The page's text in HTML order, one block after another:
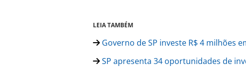
LEIA TAMBÉM
Governo de SP investe R$ 4 milhões
SP apresenta 34 oportunidades de